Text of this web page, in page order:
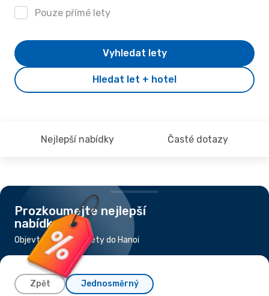
Pouze přímé lety
Hledat let + hotel
Vyhledat lety
Nejlepší nabídky Časté dotazy
Prozkoumejte nejlepší
nabídky
Objevte nejlevnější lety do Hanoi
Zpět Jednosměrný